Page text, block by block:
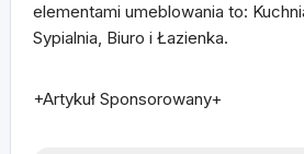
elementami umeblowania to:
Sypialnia, Biuro i Łazienka.
+Artykuł Sponsorowany+